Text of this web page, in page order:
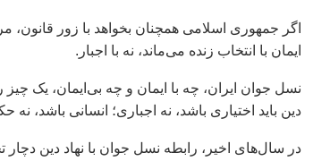
اگر جمهوری اسلامی همچنان بخواهد با زور
ایمان با انتخاب زنده می‌ماند، نه با اجبار.
نسل جوان ایران، چه با ایمان و چه بی‌ایمان، یک
دین باید اختیاری باشد، نه اجباری؛ انسانی باشد، نه
در سال‌های اخیر، رابطه نسل جوان با نهاد دین